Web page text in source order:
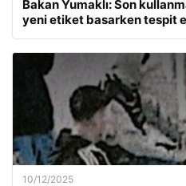
Bakan Yumaklı: Son
yeni etiket basarken tespit
10/12/2025